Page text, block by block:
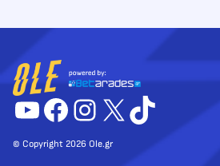
YouTube
Facebook
Instagram
X TikTok
© Copyright 2026 Ole.gr